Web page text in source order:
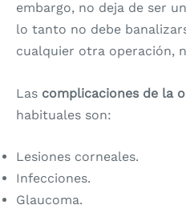
embargo, no deja de ser
lo tanto no debe
cualquier otra operación,
Las complicaciones de la
habituales son:
Lesiones corneales.
Infecciones.
Glaucoma.